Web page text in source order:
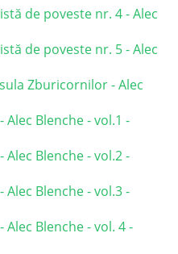
de poveste nr. 4 - Alec
de poveste nr. 5 - Alec
Zburicornilor - Alec
Alec Blenche - vol.1 -
Alec Blenche - vol.2 -
Alec Blenche - vol.3 -
Alec Blenche - vol. 4 -